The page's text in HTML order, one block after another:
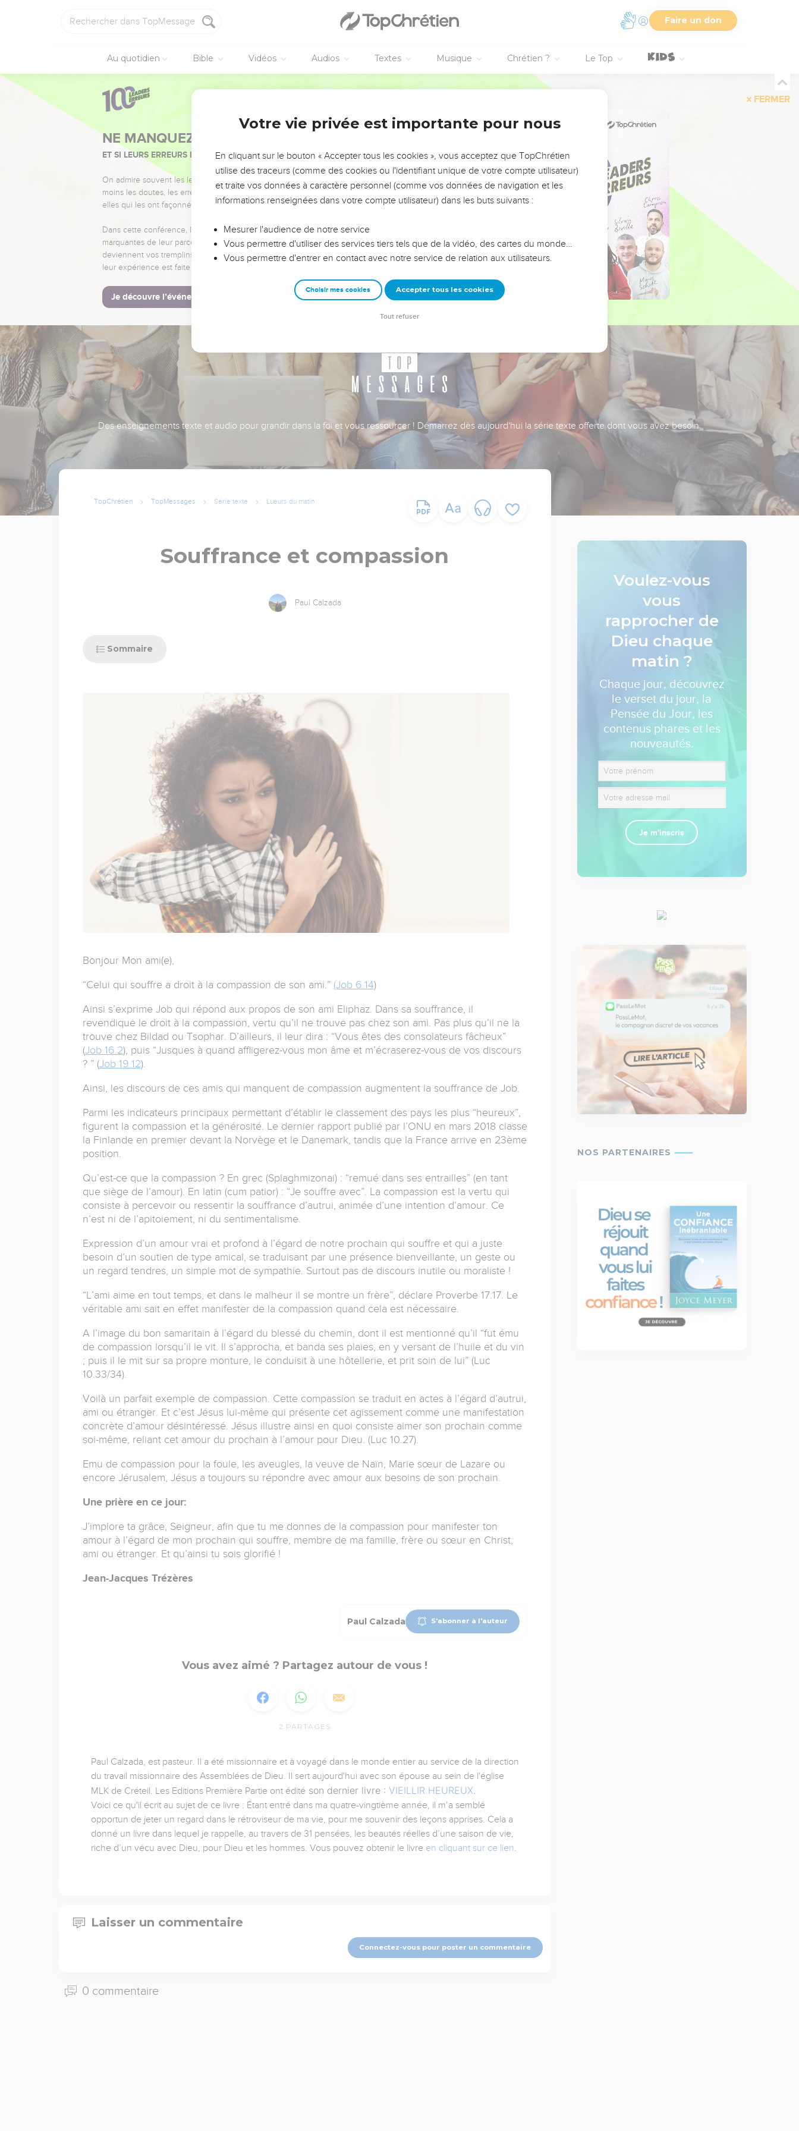
Faire un don
Au quotidien Bible Vidéos Audios Textes Musique Chrétien ? Le Top
FERMER
NE MANQUEZ PAS L’ÉVÉNEMENT DE L’ANNÉE !
ET SI LEURS ERREURS POUVAIENT VOUS ÉVITER LES VOTRES ?
On admire souvent les leaders pour leurs réussites, leur impact, leur foi ou leur vision. Mais on voit
moins les doutes, les erreurs et les saisons difficiles qu'ils ont traversés, alors même que ce sont
elles qui les ont façonnés.
Dans cette conférence, leaders, entrepreneurs, et responsables reviennent sur les erreurs
marquantes de leur parcours et les clés pour avancer avec plus de sagesse afin que leurs erreurs
deviennent vos tremplins. Que vous guidiez un ministère, une équipe, un groupe ou une famille,
leur expérience est faite pour vous.
Je découvre l’événement
Des enseignements texte et audio pour grandir dans la foi et vous ressourcer ! Démarrez dès aujourd'hui la série texte offerte dont vous avez besoin.
TopChrétien TopMessages Série texte Lueurs du matin
Souffrance et compassion
Paul Calzada
Sommaire
Bonjour Mon ami(e),
“Celui qui souffre a droit à la compassion de son ami.” (Job 6.14)
Ainsi s’exprime Job qui répond aux propos de son ami Eliphaz. Dans sa souffrance, il
revendique le droit à la compassion, vertu qu’il ne trouve pas chez son ami. Pas plus qu’il ne la
trouve chez Bildad ou Tsophar. D’ailleurs, il leur dira : “Vous êtes des consolateurs fâcheux”
(Job 16.2), puis “Jusques à quand affligerez-vous mon âme et m’écraserez-vous de vos discours
? ” (Job 19.12).
Ainsi, les discours de ces amis qui manquent de compassion augmentent la souffrance de Job.
Parmi les indicateurs principaux permettant d’établir le classement des pays les plus “heureux”,
figurent la compassion et la générosité. Le dernier rapport publié par l’ONU en mars 2018 classe
la Finlande en premier devant la Norvège et le Danemark, tandis que la France arrive en 23ème
position.
Qu’est-ce que la compassion ? En grec (Splaghmizonai) : “remué dans ses entrailles” (en tant
que siège de l’amour). En latin (cum patior) : “Je souffre avec”. La compassion est la vertu qui
consiste à percevoir ou ressentir la souffrance d’autrui, animée d’une intention d’amour. Ce
n’est ni de l’apitoiement, ni du sentimentalisme.
Expression d’un amour vrai et profond à l’égard de notre prochain qui souffre et qui a juste
besoin d’un soutien de type amical, se traduisant par une présence bienveillante, un geste ou
un regard tendres, un simple mot de sympathie. Surtout pas de discours inutile ou moraliste !
“L’ami aime en tout temps, et dans le malheur il se montre un frère”, déclare Proverbe 17.17. Le
véritable ami sait en effet manifester de la compassion quand cela est nécessaire.
A l’image du bon samaritain à l’égard du blessé du chemin, dont il est mentionné qu’il “fut ému
de compassion lorsqu’il le vit. Il s’approcha, et banda ses plaies, en y versant de l’huile et du vin
; puis il le mit sur sa propre monture, le conduisit à une hôtellerie, et prit soin de lui” (Luc
10.33/34).
Voilà un parfait exemple de compassion. Cette compassion se traduit en actes à l’égard d’autrui,
ami ou étranger. Et c’est Jésus lui-même qui présente cet agissement comme une manifestation
concrète d’amour désintéressé. Jésus illustre ainsi en quoi consiste aimer son prochain comme
soi-même, reliant cet amour du prochain à l’amour pour Dieu. (Luc 10.27).
Emu de compassion pour la foule, les aveugles, la veuve de Naïn, Marie sœur de Lazare ou
encore Jérusalem, Jésus a toujours su répondre avec amour aux besoins de son prochain.
Une prière en ce jour:
J’implore ta grâce, Seigneur, afin que tu me donnes de la compassion pour manifester ton
amour à l’égard de mon prochain qui souffre, membre de ma famille, frère ou sœur en Christ,
ami ou étranger. Et qu’ainsi tu sois glorifié !
Jean-Jacques Trézères
Paul Calzada S'abonner à l'auteur
Vous avez aimé ? Partagez autour de vous !
2 PARTAGES
Paul Calzada, est pasteur. Il a été missionnaire et à voyagé dans le monde entier au service de la direction
du travail missionnaire des Assemblées de Dieu. Il sert aujourd'hui avec son épouse au sein de l'église
MLK de Créteil. Les Editions Première Partie ont édité son dernier livre : VIEILLIR HEUREUX.
Voici ce qu'il écrit au sujet de ce livre : Étant entré dans ma quatre-vingtième année, il m’a semblé
opportun de jeter un regard dans le rétroviseur de ma vie, pour me souvenir des leçons apprises. Cela a
donné un livre dans lequel je rappelle, au travers de 31 pensées, les beautés réelles d’une saison de vie,
riche d’un vécu avec Dieu, pour Dieu et les hommes. Vous pouvez obtenir le livre en cliquant sur ce lien.
Laisser un commentaire
Connectez-vous pour poster un commentaire
0 commentaire
Voulez-vous
vous
rapprocher de
Dieu chaque
matin ?
Chaque jour, découvrez
le verset du jour, la
Pensée du Jour, les
contenus phares et les
nouveautés.
Je m'inscris
Votre vie privée est importante pour nous
En cliquant sur le bouton « Accepter tous les cookies », vous acceptez que TopChrétien
utilise des traceurs (comme des cookies ou l'identifiant unique de votre compte utilisateur)
et traite vos données à caractère personnel (comme vos données de navigation et les
informations renseignées dans votre compte utilisateur) dans les buts suivants :
Mesurer l'audience de notre service
Vous permettre d'utiliser des services tiers tels que de la vidéo, des cartes du monde…
Vous permettre d'entrer en contact avec notre service de relation aux utilisateurs.
Choisir mes cookies Accepter tous les cookies
Tout refuser